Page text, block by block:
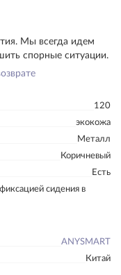
120
экокожа
Металл
Коричневый
Есть
сидения в
ANYSMART
Китай
Мы всегда идем
спорные ситуации.